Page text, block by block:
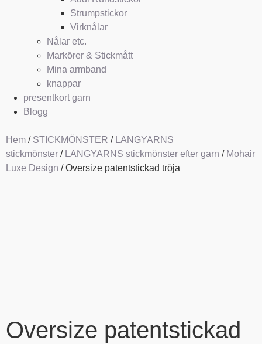
Strumpstickor
Virknålar
Nålar etc.
Markörer & Stickmått
Mina armband
knappar
presentkort garn
Blogg
Hem / STICKMÖNSTER / LANGYARNS
stickmönster / LANGYARNS stickmönster efter garn / Mohair
Luxe Design / Oversize patentstickad tröja
Oversize patentstickad